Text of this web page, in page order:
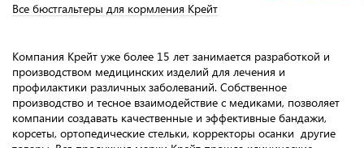
Все бюстгальтеры для кормления Крейт
Компания Крейт уже более 15 лет занимается разработкой и
производством медицинских изделий для лечения и
профилактики различных заболеваний. Собственное
производство и тесное взаимодействие с медиками, позволяет
компании создавать качественные и эффективные бандажи,
корсеты, ортопедические стельки, корректоры осанки другие